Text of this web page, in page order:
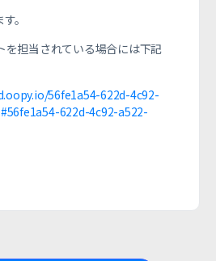
。
を担当されている場合には下記
56fe1a54-622d-4c92-
622d-4c92-a522-